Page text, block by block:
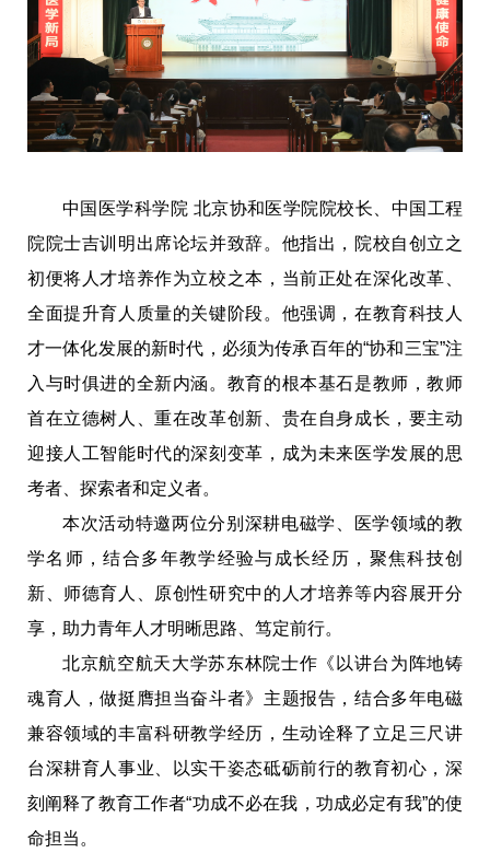
中国医学科学院 北京协和医学院院校长、中国工程
院院士吉训明出席论坛并致辞。他指出，院校自创立之
初便将人才培养作为立校之本，当前正处在深化改革、
全面提升育人质量的关键阶段。他强调，在教育科技人
才一体化发展的新时代，必须为传承百年的“协和三宝”注
入与时俱进的全新内涵。教育的根本基石是教师，教师
首在立德树人、重在改革创新、贵在自身成长，要主动
迎接人工智能时代的深刻变革，成为未来医学发展的思
考者、探索者和定义者。
本次活动特邀两位分别深耕电磁学、医学领域的教
学名师，结合多年教学经验与成长经历，聚焦科技创
新、师德育人、原创性研究中的人才培养等内容展开分
享，助力青年人才明晰思路、笃定前行。
北京航空航天大学苏东林院士作《以讲台为阵地铸
魂育人，做挺膺担当奋斗者》主题报告，结合多年电磁
兼容领域的丰富科研教学经历，生动诠释了立足三尺讲
台深耕育人事业、以实干姿态砥砺前行的教育初心，深
刻阐释了教育工作者“功成不必在我，功成必定有我”的使
命担当。